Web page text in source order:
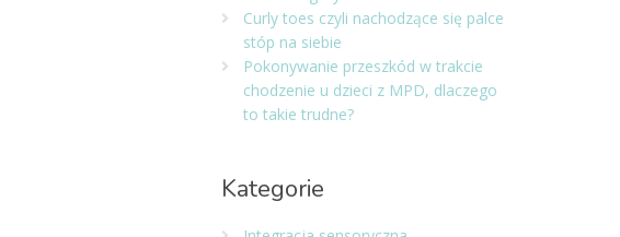
Curly toes czyli nachodzące się palce
stóp na siebie
Pokonywanie przeszkód w trakcie
chodzenie u dzieci z MPD, dlaczego
to takie trudne?
Kategorie